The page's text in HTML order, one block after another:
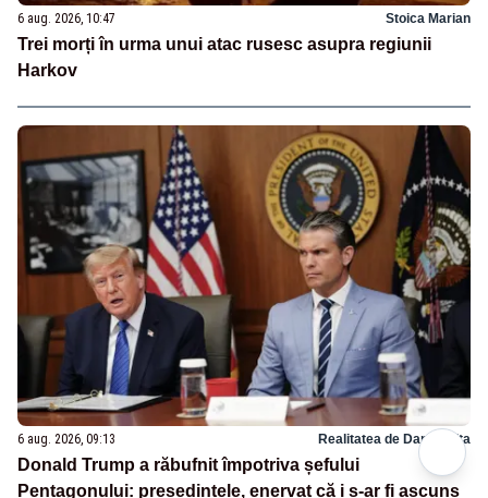
6 aug. 2026, 10:47 Stoica Marian
Trei morți în urma unui atac rusesc asupra regiunii
Harkov
6 aug. 2026, 09:13 Realitatea de Dambovita
Donald Trump a răbufnit împotriva șefului
Pentagonului: președintele, enervat că i s-ar fi ascuns